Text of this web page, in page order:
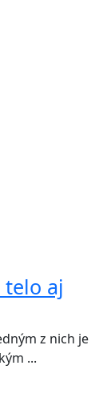
aj
z nich je
...